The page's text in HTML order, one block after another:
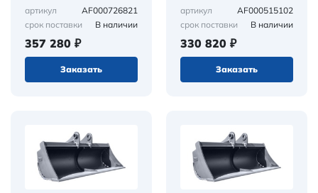
артикул
AF000726821
срок поставки
В наличии
357 280 ₽
Заказать
артикул
AF000515102
срок поставки
В наличии
330 820 ₽
Заказать